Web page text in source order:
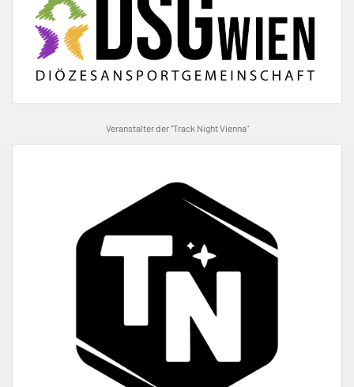
Veranstalter der "Track Night Vienna"